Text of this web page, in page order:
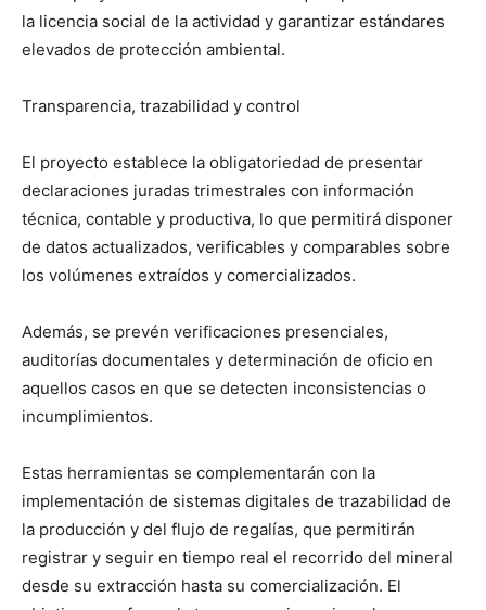
la licencia social de la actividad y garantizar estándares
elevados de protección ambiental.
Transparencia, trazabilidad y control
El proyecto establece la obligatoriedad de presentar
declaraciones juradas trimestrales con información
técnica, contable y productiva, lo que permitirá disponer
de datos actualizados, verificables y comparables sobre
los volúmenes extraídos y comercializados.
Además, se prevén verificaciones presenciales,
auditorías documentales y determinación de oficio en
aquellos casos en que se detecten inconsistencias o
incumplimientos.
Estas herramientas se complementarán con la
implementación de sistemas digitales de trazabilidad de
la producción y del flujo de regalías, que permitirán
registrar y seguir en tiempo real el recorrido del mineral
desde su extracción hasta su comercialización. El